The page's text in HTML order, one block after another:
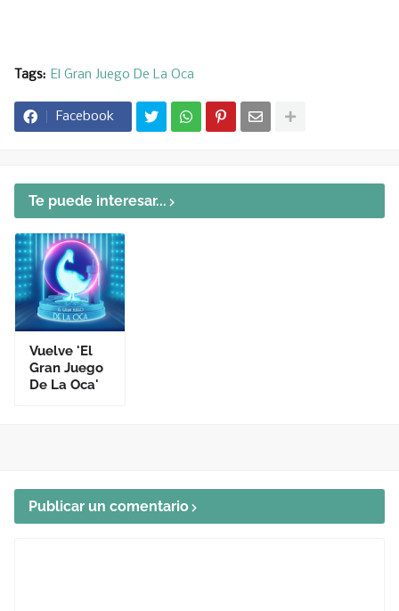
Tags: El Gran Juego De La Oca
Facebook
Te puede interesar...
Vuelve 'El
Gran Juego
De La Oca'
Publicar un comentario